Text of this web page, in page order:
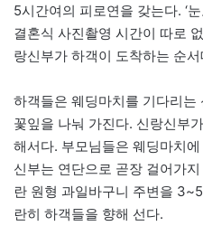
5시간여의 피로연을 갖는다. ‘
결혼식 사진촬영 시간이 따로
랑신부가 하객이 도착하는 순
하객들은 웨딩마치를 기다리는
꽃잎을 나눠 가진다. 신랑신부
해서다. 부모님들은 웨딩마치
신부는 연단으로 곧장 걸어가
란 원형 과일바구니 주변을
란히 하객들을 향해 선다.